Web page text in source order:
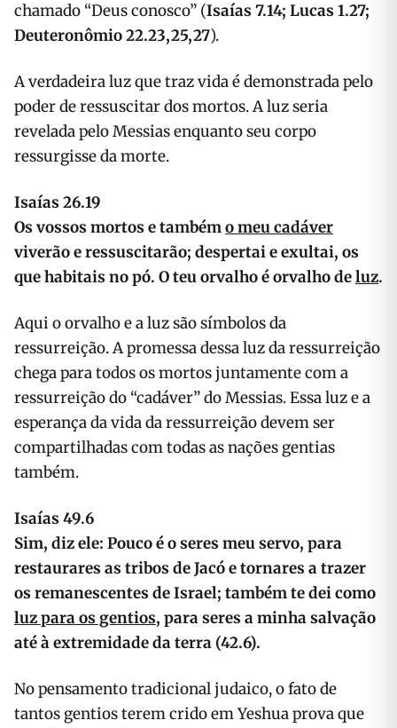
chamado “Deus conosco” (Isaías 7.14; Lucas 1.27;
Deuteronômio 22.23,25,27).
A verdadeira luz que traz vida é demonstrada pelo
poder de ressuscitar dos mortos. A luz seria
revelada pelo Messias enquanto seu corpo
ressurgisse da morte.
Isaías 26.19
Os vossos mortos e tambémo meu cadáver
viverão e ressuscitarão; despertai e exultai, os
que habitais no pó. O teu orvalho é orvalho deluz.
Aqui o orvalho e a luz são símbolos da
ressurreição. A promessa dessa luz da ressurreição
chega para todos os mortos juntamente com a
ressurreição do “cadáver” do Messias. Essa luz e a
esperança da vida da ressurreição devem ser
compartilhadas com todas as nações gentias
também.
Isaías 49.6
Sim, diz ele: Pouco é o seres meu servo, para
restaurares as tribos de Jacó e tornares a trazer
os remanescentes de Israel; também te dei como
luz para os gentios, para seres a minha salvação
até à extremidade da terra (42.6).
No pensamento tradicional judaico, o fato de
tantos gentios terem crido em Yeshua prova que